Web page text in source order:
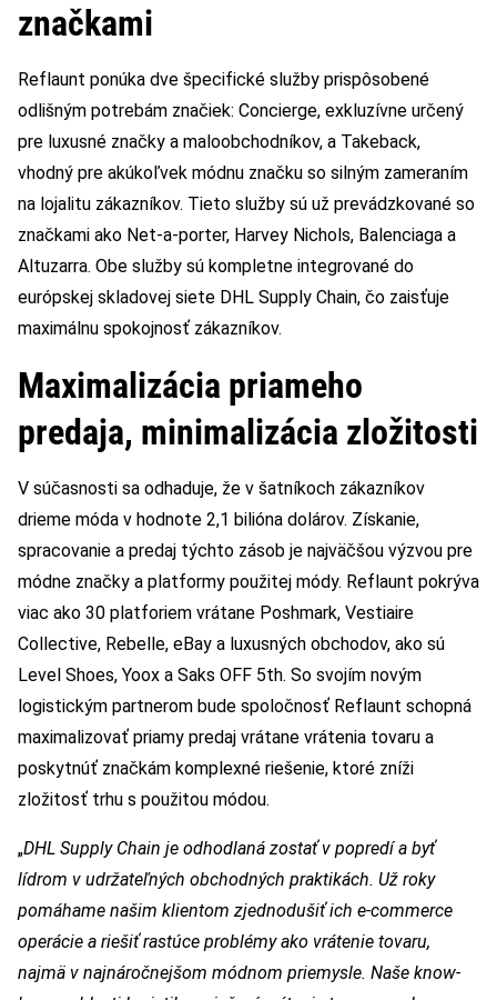
značkami
Reflaunt ponúka dve špecifické služby prispôsobené
odlišným potrebám značiek: Concierge, exkluzívne určený
pre luxusné značky a maloobchodníkov, a Takeback,
vhodný pre akúkoľvek módnu značku so silným zameraním
na lojalitu zákazníkov. Tieto služby sú už prevádzkované so
značkami ako Net-a-porter, Harvey Nichols, Balenciaga a
Altuzarra. Obe služby sú kompletne integrované do
európskej skladovej siete DHL Supply Chain, čo zaisťuje
maximálnu spokojnosť zákazníkov.
Maximalizácia priameho
predaja, minimalizácia zložitosti
V súčasnosti sa odhaduje, že v šatníkoch zákazníkov
drieme móda v hodnote 2,1 bilióna dolárov. Získanie,
spracovanie a predaj týchto zásob je najväčšou výzvou pre
módne značky a platformy použitej módy. Reflaunt pokrýva
viac ako 30 platforiem vrátane Poshmark, Vestiaire
Collective, Rebelle, eBay a luxusných obchodov, ako sú
Level Shoes, Yoox a Saks OFF 5th. So svojím novým
logistickým partnerom bude spoločnosť Reflaunt schopná
maximalizovať priamy predaj vrátane vrátenia tovaru a
poskytnúť značkám komplexné riešenie, ktoré zníži
zložitosť trhu s použitou módou.
„DHL Supply Chain je odhodlaná zostať v popredí a byť
lídrom v udržateľných obchodných praktikách. Už roky
pomáhame našim klientom zjednodušiť ich e-commerce
operácie a riešiť rastúce problémy ako vrátenie tovaru,
najmä v najnáročnejšom módnom priemysle. Naše know-